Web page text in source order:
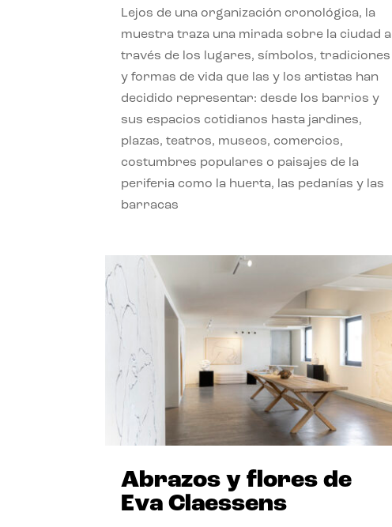
Lejos de una organización cronológica, la
muestra traza una mirada sobre la ciudad a
través de los lugares, símbolos, tradiciones
y formas de vida que las y los artistas han
decidido representar: desde los barrios y
sus espacios cotidianos hasta jardines,
plazas, teatros, museos, comercios,
costumbres populares o paisajes de la
periferia como la huerta, las pedanías y las
barracas
Abrazos y flores de
Eva Claessens